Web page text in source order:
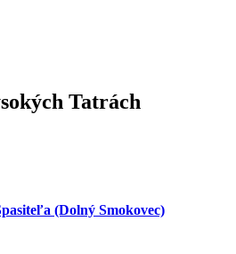
Tatrách
(Dolný Smokovec)